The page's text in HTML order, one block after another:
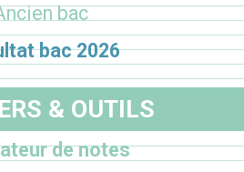
bac
bac 2026
& OUTILS
de notes